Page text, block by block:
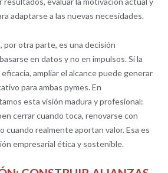
adaptarse a las nuevas necesidades.
por otra parte, es una decisión
en datos y no en impulsos. Si la
ampliar el alcance puede generar
para ambas pymes. En
esta visión madura y profesional:
cerrar cuando toca, renovarse con
cuando realmente aportan valor. Esa es
empresarial ética y sostenible.